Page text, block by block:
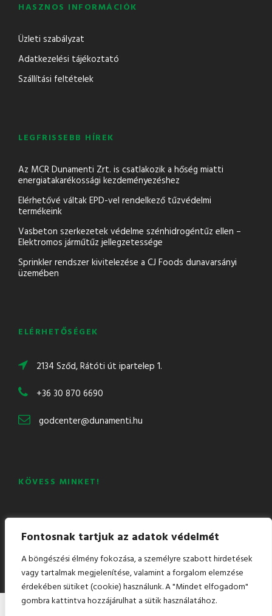
Fontosnak tartjuk az adatok védelmét
A böngészési élmény fokozása, a személyre szabott hirdetések
vagy tartalmak megjelenítése, valamint a forgalom elemzése
érdekében sütiket (cookie) használunk. A "Mindet elfogadom"
gombra kattintva hozzájárulhat a sütik használatához.
HASZNOS INFORMÁCIÓK
Üzleti szabályzat
Adatkezelési tájékoztató
Szállítási feltételek
LEGFRISSEBB HÍREK
Az MCR Dunamenti Zrt. is csatlakozik a hőség miatti
energiatakarékossági kezdeményezéshez
Elérhetővé váltak EPD-vel rendelkező tűzvédelmi
termékeink
Vasbeton szerkezetek védelme szénhidrogéntűz ellen –
Elektromos járműtűz jellegzetessége
Sprinkler rendszer kivitelezése a CJ Foods dunavarsányi
üzemében
ELÉRHETŐSÉGEK
2134 Sződ, Rátóti út ipartelep 1.
+36 30 870 6690
godcenter@dunamenti.hu
KÖVESS MINKET!
Facebook LinkedIn YouTube